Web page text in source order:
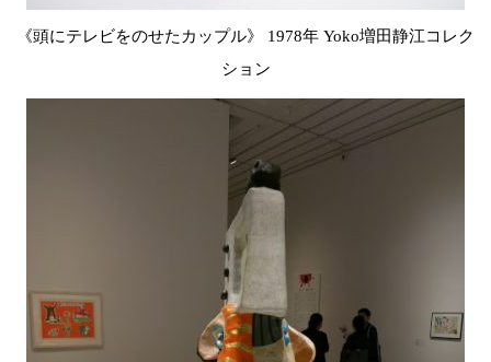
《頭にテレビをのせたカップル》 1978年 Yoko増田静江コレク
ション